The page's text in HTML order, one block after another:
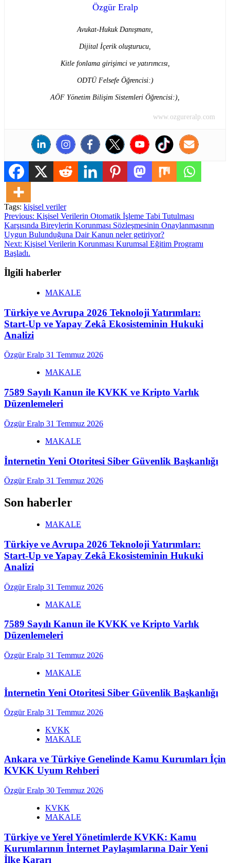
Özgür Eralp
Avukat-Hukuk Danışmanı,
Dijital İçerik oluşturucu,
Kitle fonlama girişimci ve yatırımcısı,
ODTÜ Felsefe Öğrencisi:)
AÖF Yönetim Bilişim Sistemleri Öğrencisi:),
www.ozgureralp.com
Tags: kişisel veriler
Post
navigation
Previous: Kişisel Verilerin Otomatik İşleme Tabi Tutulması
Karşısında Bireylerin Korunması Sözleşmesinin Onaylanmasının
Uygun Bulunduğuna Dair Kanun neler getiriyor?
Next: Kişisel Verilerin Korunması Kurumsal Eğitim Programı
Başladı.
İlgili haberler
MAKALE
Türkiye ve Avrupa 2026 Teknoloji Yatırımları:
Start-Up ve Yapay Zekâ Ekosisteminin Hukuki
Analizi
Özgür Eralp 31 Temmuz 2026
MAKALE
7589 Sayılı Kanun ile KVKK ve Kripto Varlık
Düzenlemeleri
Özgür Eralp 31 Temmuz 2026
MAKALE
İnternetin Yeni Otoritesi Siber Güvenlik Başkanlığı
Özgür Eralp 31 Temmuz 2026
Son haberler
MAKALE
Türkiye ve Avrupa 2026 Teknoloji Yatırımları:
Start-Up ve Yapay Zekâ Ekosisteminin Hukuki
Analizi
Özgür Eralp 31 Temmuz 2026
MAKALE
7589 Sayılı Kanun ile KVKK ve Kripto Varlık
Düzenlemeleri
Özgür Eralp 31 Temmuz 2026
MAKALE
İnternetin Yeni Otoritesi Siber Güvenlik Başkanlığı
Özgür Eralp 31 Temmuz 2026
KVKK
MAKALE
Ankara ve Türkiye Genelinde Kamu Kurumları İçin
KVKK Uyum Rehberi
Özgür Eralp 30 Temmuz 2026
KVKK
MAKALE
Türkiye ve Yerel Yönetimlerde KVKK: Kamu
Kurumlarının İnternet Paylaşımlarına Dair Yeni
İlke Kararı